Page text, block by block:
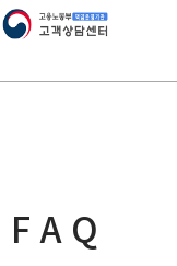
고용노
F A Q